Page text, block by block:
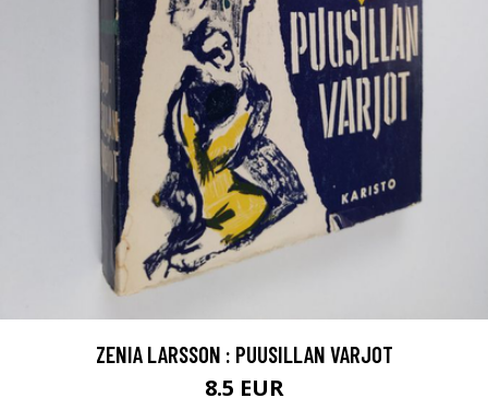
ZENIA LARSSON : PUUSILLAN VARJOT
8.5 EUR